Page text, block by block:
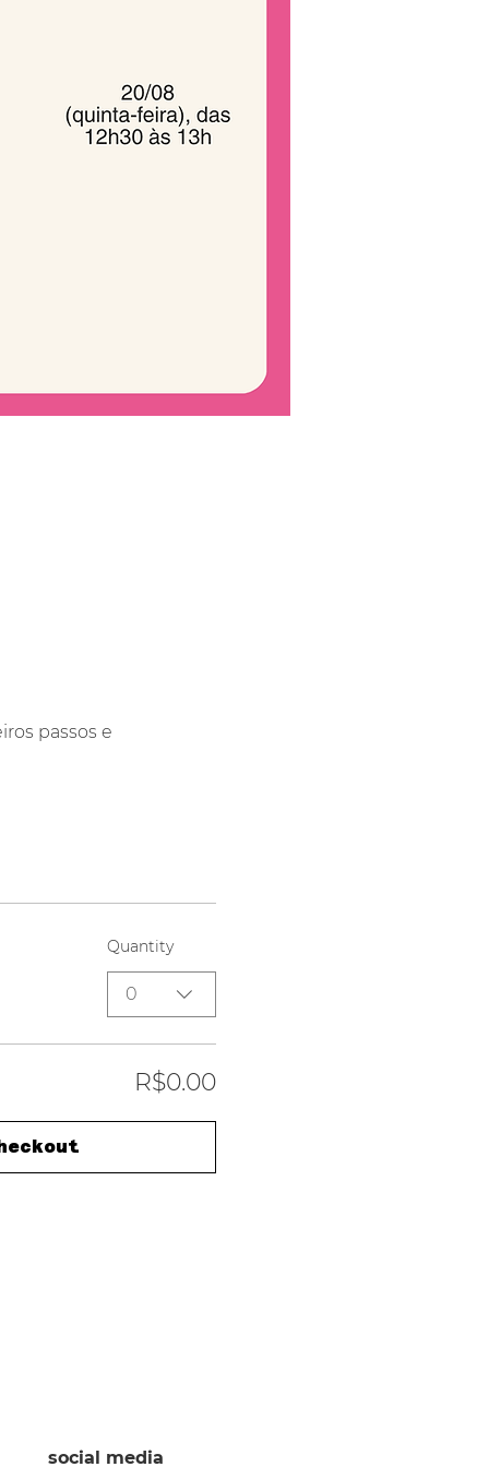
passos e
Quantity
0
R$0.00
social media